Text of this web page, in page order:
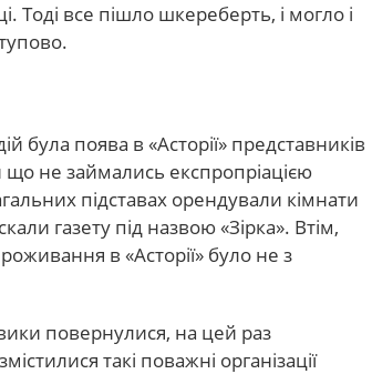
Тоді все пішло шкереберть, і могло і
була поява в «Асторії» представників
що не займались експропріацією
підставах орендували кімнати
газету під назвою «Зірка». Втім,
в «Асторії» було не з
повернулися, на цей раз
такі поважні організації